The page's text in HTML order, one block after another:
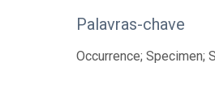
Palavras-chave
Occurrence; Specimen;